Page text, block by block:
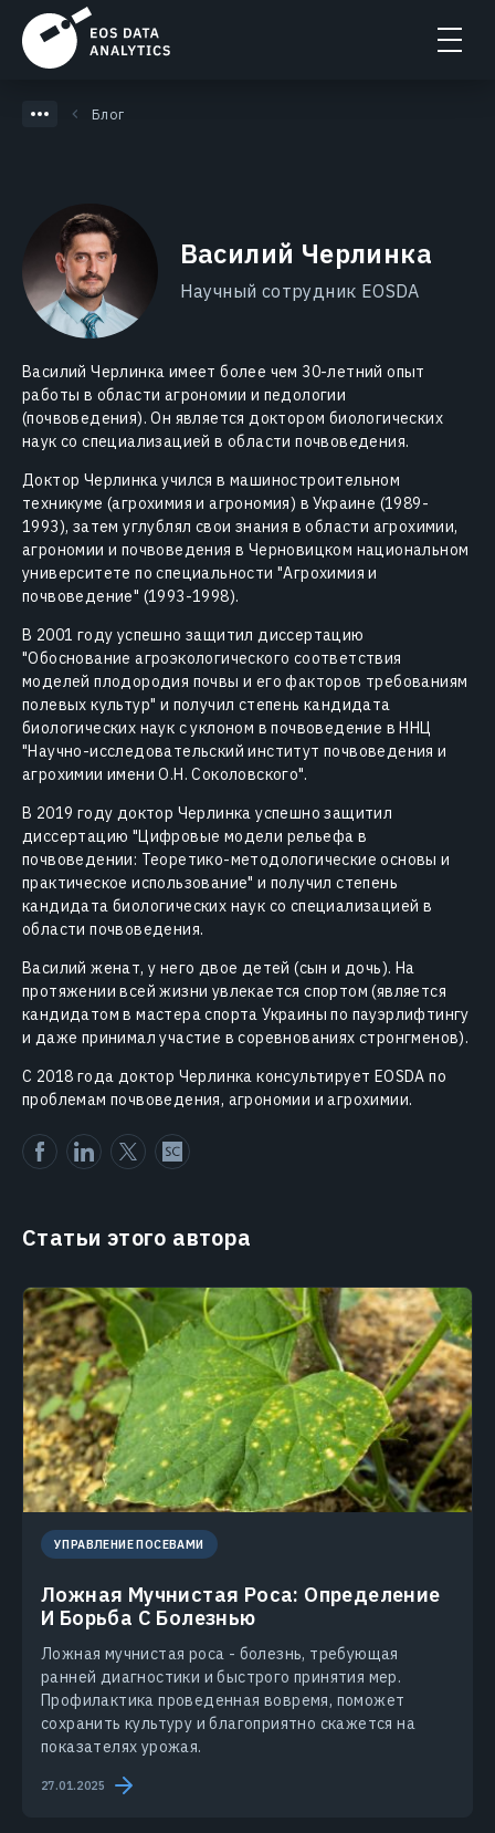
Блог
Василий Черлинка
Научный сотрудник EOSDA
Василий Черлинка имеет более чем 30-летний опыт
работы в области агрономии и педологии
(почвоведения). Он является доктором биологических
наук со специализацией в области почвоведения.
Доктор Черлинка учился в машиностроительном
техникуме (агрохимия и агрономия) в Украине (1989-
1993), затем углублял свои знания в области агрохимии,
агрономии и почвоведения в Черновицком национальном
университете по специальности "Агрохимия и
почвоведение" (1993-1998).
В 2001 году успешно защитил диссертацию
"Обоснование агроэкологического соответствия
моделей плодородия почвы и его факторов требованиям
полевых культур" и получил степень кандидата
биологических наук с уклоном в почвоведение в ННЦ
"Научно-исследовательский институт почвоведения и
агрохимии имени О.Н. Соколовского".
В 2019 году доктор Черлинка успешно защитил
диссертацию "Цифровые модели рельефа в
почвоведении: Теоретико-методологические основы и
практическое использование" и получил степень
кандидата биологических наук со специализацией в
области почвоведения.
Василий женат, у него двое детей (сын и дочь). На
протяжении всей жизни увлекается спортом (является
кандидатом в мастера спорта Украины по пауэрлифтингу
и даже принимал участие в соревнованиях стронгменов).
С 2018 года доктор Черлинка консультирует EOSDA по
проблемам почвоведения, агрономии и агрохимии.
Статьи этого автора
УПРАВЛЕНИЕ ПОСЕВАМИ
Ложная Мучнистая Роса: Определение
И Борьба С Болезнью
Ложная мучнистая роса - болезнь, требующая
ранней диагностики и быстрого принятия мер.
Профилактика проведенная вовремя, поможет
сохранить культуру и благоприятно скажется на
показателях урожая.
27.01.2025